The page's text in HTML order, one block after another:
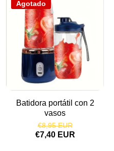
Agotado
Batidora portátil con 2
vasos
€8,95 EUR
€7,40 EUR